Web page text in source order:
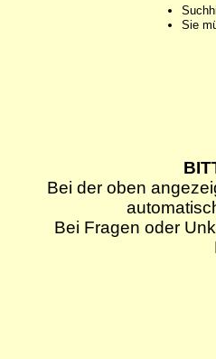
Sie
Bei der oben
Bei Fragen oder